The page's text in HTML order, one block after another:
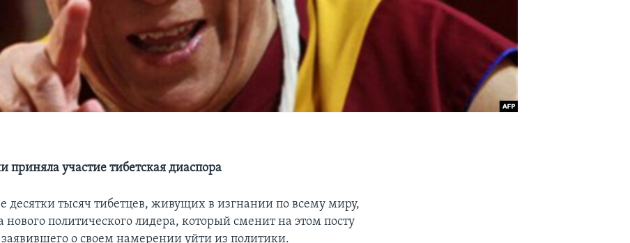
приняла участие тибетская диаспора
десятки тысяч тибетцев, живущих в изгнании по всему миру,
нового политического лидера, который сменит на этом посту
о своем намерении уйти из политики.